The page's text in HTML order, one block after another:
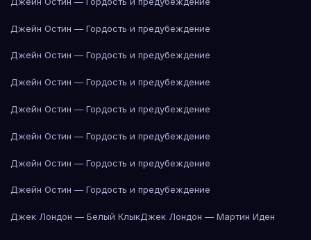
Джейн Остин — Гордость и предубеждение
Джейн Остин — Гордость и предубеждение
Джейн Остин — Гордость и предубеждение
Джейн Остин — Гордость и предубеждение
Джейн Остин — Гордость и предубеждение
Джейн Остин — Гордость и предубеждение
Джейн Остин — Гордость и предубеждение
Джек Лондон — Белый КлыкДжек Лондон — Мартин Иден